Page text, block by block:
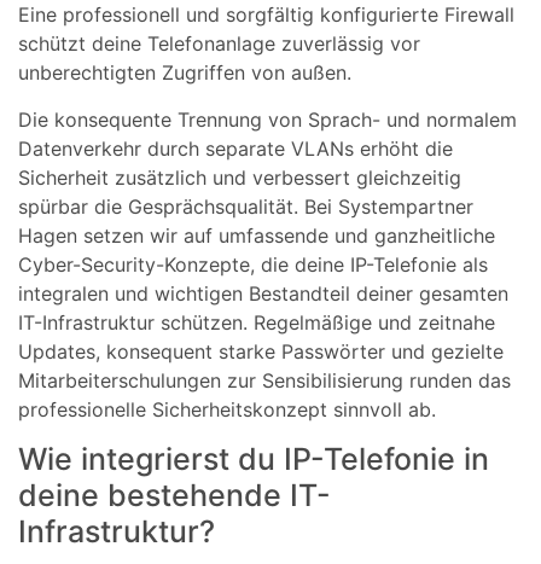
Eine professionell und sorgfältig konfigurierte Firewall
schützt deine Telefonanlage zuverlässig vor
unberechtigten Zugriffen von außen.
Die konsequente Trennung von Sprach- und normalem
Datenverkehr durch separate VLANs erhöht die
Sicherheit zusätzlich und verbessert gleichzeitig
spürbar die Gesprächsqualität. Bei Systempartner
Hagen setzen wir auf umfassende und ganzheitliche
Cyber-Security-Konzepte, die deine IP-Telefonie als
integralen und wichtigen Bestandteil deiner gesamten
IT-Infrastruktur schützen. Regelmäßige und zeitnahe
Updates, konsequent starke Passwörter und gezielte
Mitarbeiterschulungen zur Sensibilisierung runden das
professionelle Sicherheitskonzept sinnvoll ab.
Wie integrierst du IP-Telefonie in
deine bestehende IT-
Infrastruktur?